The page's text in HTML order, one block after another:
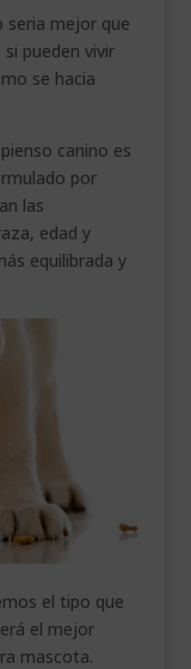
seria mejor que
pueden vivir
se hacia
canino es
por
las
edad y
equilibrada y
el tipo que
el mejor
mascota.